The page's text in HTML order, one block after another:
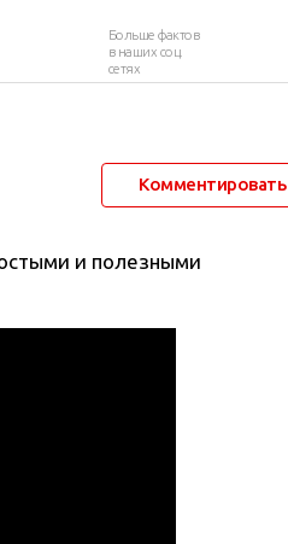
Больше фактов
в наших соц.
сетях
Комментировать
и полезными